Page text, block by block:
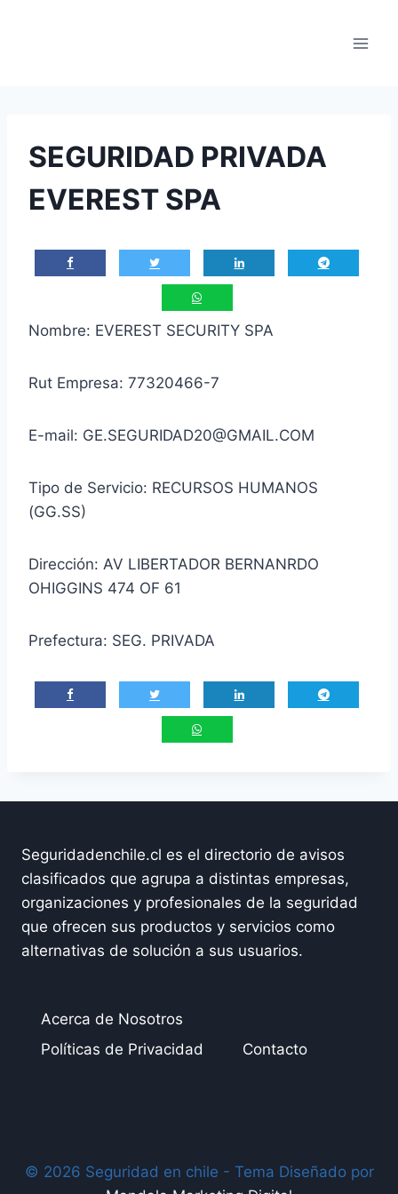
SEGURIDAD PRIVADA
EVEREST SPA
Nombre: EVEREST SECURITY SPA
Rut Empresa: 77320466-7
E-mail: GE.SEGURIDAD20@GMAIL.COM
Tipo de Servicio: RECURSOS HUMANOS
(GG.SS)
Dirección: AV LIBERTADOR BERNANRDO
OHIGGINS 474 OF 61
Prefectura: SEG. PRIVADA
Seguridadenchile.cl es el directorio de avisos
clasificados que agrupa a distintas empresas,
organizaciones y profesionales de la seguridad
que ofrecen sus productos y servicios como
alternativas de solución a sus usuarios.
Acerca de Nosotros
Políticas de Privacidad
Contacto
© 2026 Seguridad en chile - Tema Diseñado por